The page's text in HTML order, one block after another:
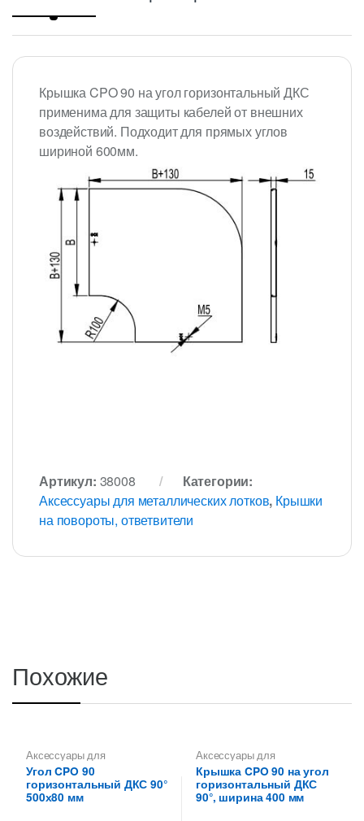
Крышка CPO 90 на угол горизонтальный ДКС
применима для защиты кабелей от внешних
воздействий. Подходит для прямых углов
шириной 600мм.
Артикул: 38008
Категории:
Аксессуары для металлических лотков, Крышки
на повороты, ответвители
Похожие
Аксессуары для
металлических лотков
для цельных,
перфорированных лотков
Угол CPO 90
горизонтальный ДКС 90°
500х80 мм
Аксессуары для
металлических лотков
Крышки на повороты,
ответвители
Крышка CPO 90 на угол
горизонтальный ДКС
90°, ширина 400 мм